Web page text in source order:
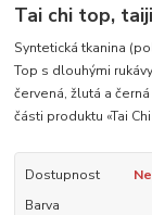
Tai chi top, taiji
Syntetická tkanina
Top s dlouhými
červená, žlutá a
části produktu «Tai
Dostupnost
Barva